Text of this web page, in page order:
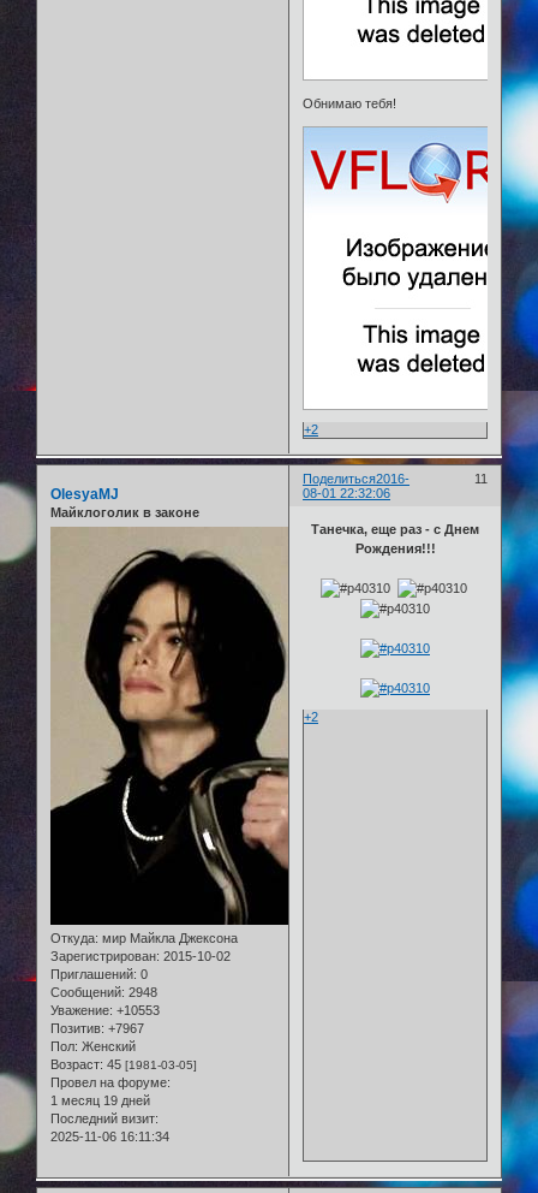
Обнимаю тебя!
+2
Поделиться 11
2016-
08-01 22:32:06
OlesyaMJ
Майклоголик в законе
Откуда: мир Майкла Джексона
Зарегистрирован: 2015-10-02
Приглашений: 0
Сообщений: 2948
Уважение: +10553
Позитив: +7967
Пол: Женский
Возраст: 45 [1981-03-05]
Провел на форуме:
1 месяц 19 дней
Последний визит:
2025-11-06 16:11:34
Танечка, еще раз - с Днем
Рождения!!!
+2